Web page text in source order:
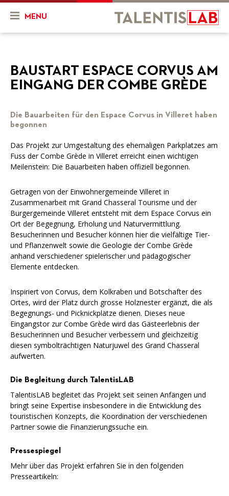
MENU
Präsentation
Geschichte
Team
Unsere Dienstleistungen
Unsere Partner
News und Events
Events
Mein Projekt
Abgeschlossene Projekte
Ressourcen
Videos
FR DE
BAUSTART ESPACE CORVUS AM
EINGANG DER COMBE GRÈDE
Die Bauarbeiten für den Espace Corvus in Villeret haben
begonnen
Das Projekt zur Umgestaltung des ehemaligen Parkplatzes am
Fuss der Combe Grède in Villeret erreicht einen wichtigen
Meilenstein: Die Bauarbeiten haben offiziell begonnen.
Getragen von der Einwohnergemeinde Villeret in
Zusammenarbeit mit Grand Chasseral Tourisme und der
Burgergemeinde Villeret entsteht mit dem Espace Corvus ein
Ort der Begegnung, Erholung und Naturvermittlung.
Besucherinnen und Besucher können hier die vielfältige Tier-
und Pflanzenwelt sowie die Geologie der Combe Grède
anhand verschiedener spielerischer und pädagogischer
Elemente entdecken.
Inspiriert von Corvus, dem Kolkraben und Botschafter des
Ortes, wird der Platz durch grosse Holznester ergänzt, die als
Begegnungs- und Picknickplätze dienen. Dieses neue
Eingangstor zur Combe Grède wird das Gästeerlebnis der
Besucherinnen und Besucher verbessern und gleichzeitig
diesen symbolträchtigen Naturjuwel des Grand Chasseral
aufwerten.
Die Begleitung durch TalentisLAB
TalentisLAB begleitet das Projekt seit seinen Anfängen und
bringt seine Expertise insbesondere in die Entwicklung des
touristischen Konzepts, die Koordination der verschiedenen
Partner sowie die Finanzierungssuche ein.
Pressespiegel
Mehr über das Projekt erfahren Sie in den folgenden
Presseartikeln: